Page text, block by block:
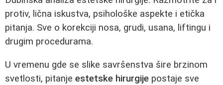
protiv, lična iskustva, psihološke aspekte i etička
pitanja. Sve o korekciji nosa, grudi, usana, liftingu i
drugim procedurama.
U vremenu gde se slike savršenstva šire brzinom
svetlosti, pitanje estetske hirurgije postaje sve